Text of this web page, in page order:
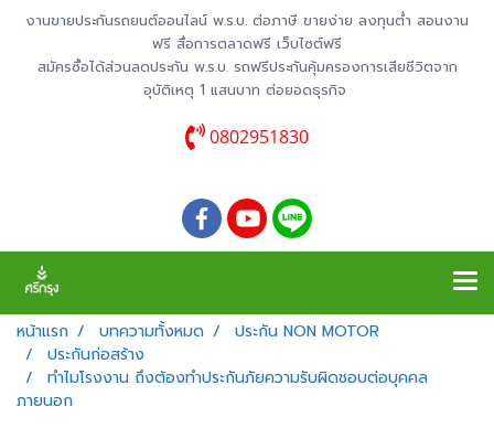
งานขายประกันรถยนต์ออนไลน์ พ.ร.บ. ต่อภาษี ขายง่าย ลงทุนต่ำ สอนงาน
ฟรี สื่อการตลาดฟรี เว็บไซต์ฟรี
สมัครซื้อได้ส่วนลดประกัน พ.ร.บ. รถฟรีประกันคุ้มครองการเสียชีวิตจาก
อุบัติเหตุ 1 แสนบาท ต่อยอดธุรกิจ
0802951830
หน้าแรก บทความทั้งหมด
ประกัน NON MOTOR
ประกันก่อสร้าง
ทำไมโรงงาน ถึงต้องทำประกันภัยความรับผิดชอบต่อบุคคล
ภายนอก